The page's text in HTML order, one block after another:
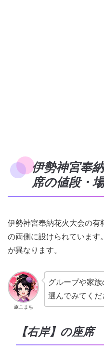
伊勢神宮奉
席の値段・
伊勢神宮奉納花火大会の有
の両側に設けられています
が異なります。
旅こまち
グループや家
選んでみてくだ
【右岸】の座席